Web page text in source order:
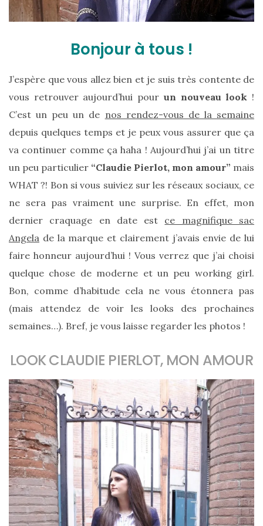
Sac
cabas
en
cuir
tressé
Parfois
:
mon
avis
shopper
chic
et
tendance
30/05/2026
Bonjour à tous !
J’espère que vous allez bien et je suis très contente de
vous retrouver aujourd’hui pour un nouveau look !
C’est un peu un de nos rendez-vous de la semaine
depuis quelques temps et je peux vous assurer que ça
va continuer comme ça haha ! Aujourd’hui j’ai un titre
un peu particulier “Claudie Pierlot, mon amour” mais
WHAT ?! Bon si vous suiviez sur les réseaux sociaux, ce
ne sera pas vraiment une surprise. En effet, mon
dernier craquage en date est ce magnifique sac
Angela de la marque et clairement j’avais envie de lui
faire honneur aujourd’hui ! Vous verrez que j’ai choisi
quelque chose de moderne et un peu working girl.
Bon, comme d’habitude cela ne vous étonnera pas
(mais attendez de voir les looks des prochaines
semaines…). Bref, je vous laisse regarder les photos !
LOOK CLAUDIE PIERLOT, MON AMOUR